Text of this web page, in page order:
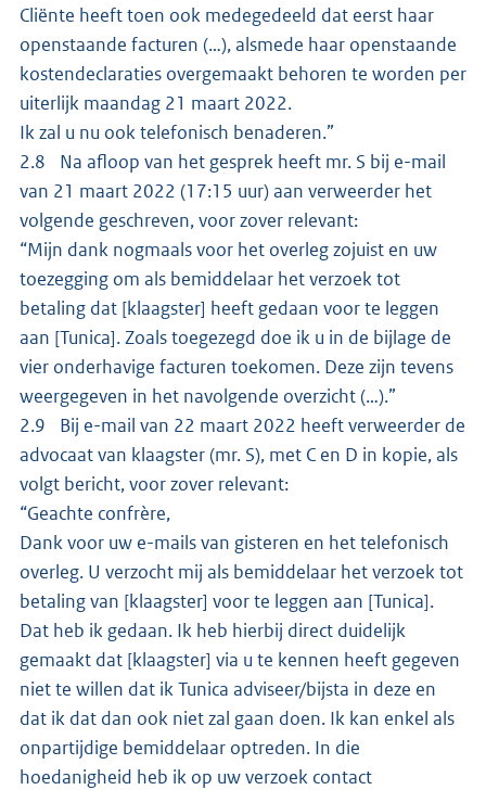
Cliënte heeft toen ook medegedeeld dat eerst haar
openstaande facturen (…), alsmede haar openstaande
kostendeclaraties overgemaakt behoren te worden per
uiterlijk maandag 21 maart 2022.
Ik zal u nu ook telefonisch benaderen.”
2.8 Na afloop van het gesprek heeft mr. S bij e-mail
van 21 maart 2022 (17:15 uur) aan verweerder het
volgende geschreven, voor zover relevant:
“Mijn dank nogmaals voor het overleg zojuist en uw
toezegging om als bemiddelaar het verzoek tot
betaling dat [klaagster] heeft gedaan voor te leggen
aan [Tunica]. Zoals toegezegd doe ik u in de bijlage de
vier onderhavige facturen toekomen. Deze zijn tevens
weergegeven in het navolgende overzicht (…).”
2.9 Bij e-mail van 22 maart 2022 heeft verweerder de
advocaat van klaagster (mr. S), met C en D in kopie, als
volgt bericht, voor zover relevant:
“Geachte confrère,
Dank voor uw e-mails van gisteren en het telefonisch
overleg. U verzocht mij als bemiddelaar het verzoek tot
betaling van [klaagster] voor te leggen aan [Tunica].
Dat heb ik gedaan. Ik heb hierbij direct duidelijk
gemaakt dat [klaagster] via u te kennen heeft gegeven
niet te willen dat ik Tunica adviseer/bijsta in deze en
dat ik dat dan ook niet zal gaan doen. Ik kan enkel als
onpartijdige bemiddelaar optreden. In die
hoedanigheid heb ik op uw verzoek contact